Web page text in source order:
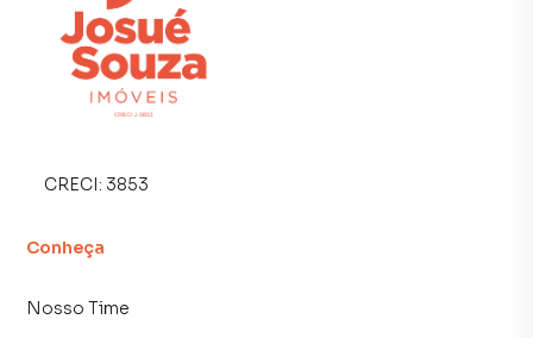
CRECI: 3853
Conheça
Nosso Time